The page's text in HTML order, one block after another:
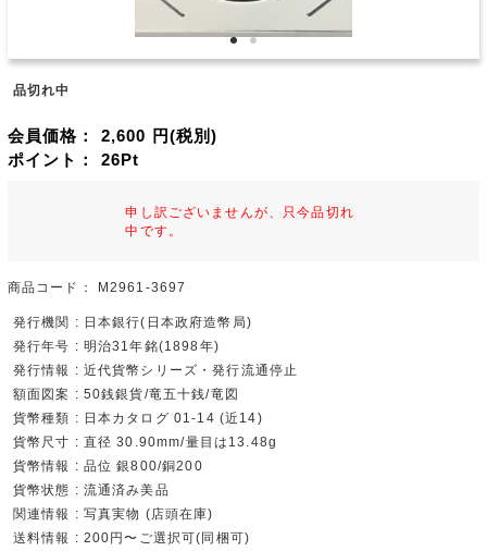
品切れ中
会員価格： 2,600 円(税別)
ポイント： 26Pt
申し訳ございませんが、只今品切れ
中です。
商品コード： M2961-3697
発行機関 : 日本銀行(日本政府造幣局)
発行年号 : 明治31年銘(1898年)
発行情報 : 近代貨幣シリーズ・発行流通停止
額面図案 : 50銭銀貨/竜五十銭/竜図
貨幣種類 : 日本カタログ 01-14 (近14)
貨幣尺寸 : 直径 30.90mm/量目は13.48g
貨幣情報 : 品位 銀800/銅200
貨幣状態 : 流通済み美品
関連情報 : 写真実物 (店頭在庫)
送料情報 : 200円〜ご選択可(同梱可)